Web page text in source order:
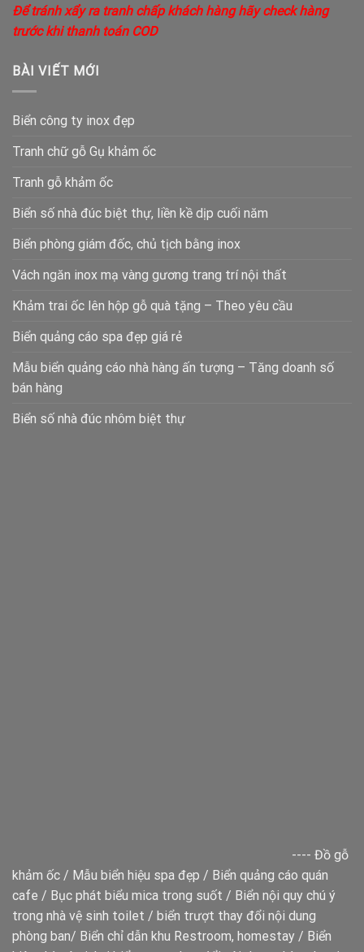
Để tránh xẩy ra tranh chấp khách hàng hãy check hàng
trước khi thanh toán COD
BÀI VIẾT MỚI
Biển công ty inox đẹp
Tranh chữ gỗ Gụ khảm ốc
Tranh gỗ khảm ốc
Biển số nhà đúc biệt thự, liền kề dịp cuối năm
Biển phòng giám đốc, chủ tịch bằng inox
Vách ngăn inox mạ vàng gương trang trí nội thất
Khảm trai ốc lên hộp gỗ quà tặng – Theo yêu cầu
Biển quảng cáo spa đẹp giá rẻ
Mẫu biển quảng cáo nhà hàng ấn tượng – Tăng doanh số
bán hàng
Biển số nhà đúc nhôm biệt thự
---- Đồ gỗ
khảm ốc / Mẫu biển hiệu spa đẹp / Biển quảng cáo quán
cafe / Bục phát biểu mica trong suốt / Biển nội quy chú ý
trong nhà vệ sinh toilet / biển trượt thay đổi nội dung
phòng ban/ Biển chỉ dẫn khu Restroom, homestay / Biển